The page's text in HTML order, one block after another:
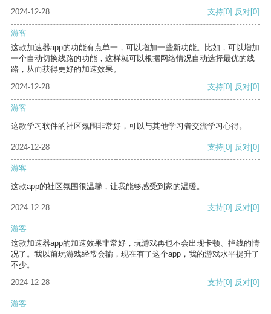
2024-12-28
支持[0] 反对[0]
游客
这款加速器app的功能有点单一，可以增加一些新功能。比如，可以增加
一个自动切换线路的功能，这样就可以根据网络情况自动选择最优的线
路，从而获得更好的加速效果。
2024-12-28
支持[0] 反对[0]
游客
这款学习软件的社区氛围非常好，可以与其他学习者交流学习心得。
2024-12-28 支持[0] 反对[0]
游客
这款app的社区氛围很温馨，让我能够感受到家的温暖。
2024-12-28 支持[0] 反对[0]
游客
这款加速器app的加速效果非常好，玩游戏再也不会出现卡顿、掉线的情
况了。我以前玩游戏经常会输，现在有了这个app，我的游戏水平提升了
不少。
2024-12-28
支持[0] 反对[0]
游客